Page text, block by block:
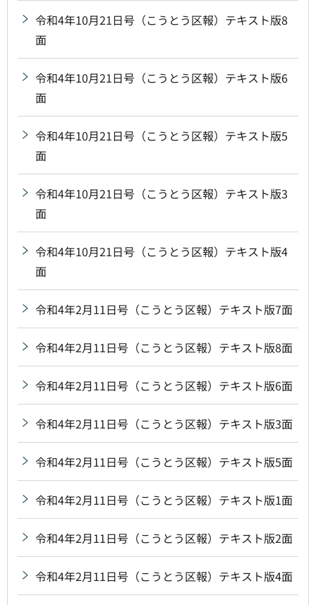
令和4年10月21日号（こうとう区報）テキスト版8
面
令和4年10月21日号（こうとう区報）テキスト版6
面
令和4年10月21日号（こうとう区報）テキスト版5
面
令和4年10月21日号（こうとう区報）テキスト版3
面
令和4年10月21日号（こうとう区報）テキスト版4
面
令和4年2月11日号（こうとう区報）テキスト版7面
令和4年2月11日号（こうとう区報）テキスト版8面
令和4年2月11日号（こうとう区報）テキスト版6面
令和4年2月11日号（こうとう区報）テキスト版3面
令和4年2月11日号（こうとう区報）テキスト版5面
令和4年2月11日号（こうとう区報）テキスト版1面
令和4年2月11日号（こうとう区報）テキスト版2面
令和4年2月11日号（こうとう区報）テキスト版4面